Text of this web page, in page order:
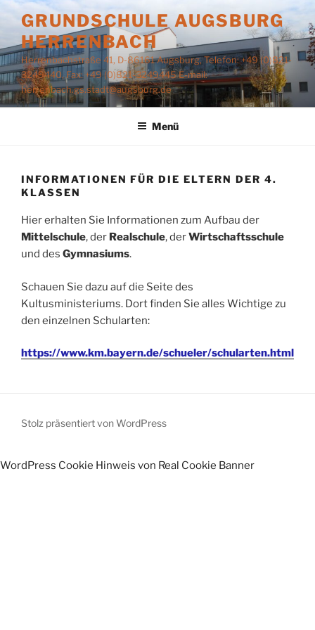
Zum
Inhalt
springen
GRUNDSCHULE AUGSBURG
HERRENBACH
Herrenbachstraße 41, D-86161 Augsburg, Telefon: +49 (0)821-
3249440, Fax: +49 (0)821-3249445 E-mail:
herrenbach.gs.stadt@augsburg.de
Menü
INFORMATIONEN FÜR DIE ELTERN DER 4.
KLASSEN
Hier erhalten Sie Informationen zum Aufbau der
Mittelschule, der Realschule, derWirtschaftsschule
und des Gymnasiums.
Schauen Sie dazu auf die Seite des
Kultusministeriums. Dort finden Sie alles Wichtige zu
den einzelnen Schularten:
https://www.km.bayern.de/schueler/schularten.html
Stolz präsentiert von WordPress
WordPress Cookie Hinweis von Real Cookie Banner